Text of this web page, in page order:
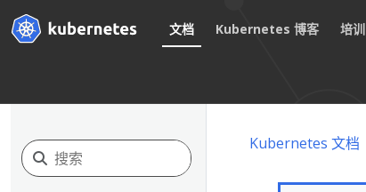
文档 Kubernetes 博客 培训
Kubernetes 文档